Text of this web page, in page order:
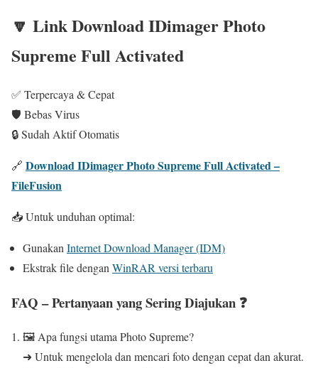
🔽 Link Download IDimager Photo
Supreme Full Activated
✅ Terpercaya & Cepat
🛡️ Bebas Virus
🔒 Sudah Aktif Otomatis
🔗 Download IDimager Photo Supreme Full Activated –
FileFusion
📥 Untuk unduhan optimal:
Gunakan Internet Download Manager (IDM)
Ekstrak file dengan WinRAR versi terbaru
FAQ – Pertanyaan yang Sering Diajukan ❓
🖼️ Apa fungsi utama Photo Supreme?
➜ Untuk mengelola dan mencari foto dengan cepat dan akurat.